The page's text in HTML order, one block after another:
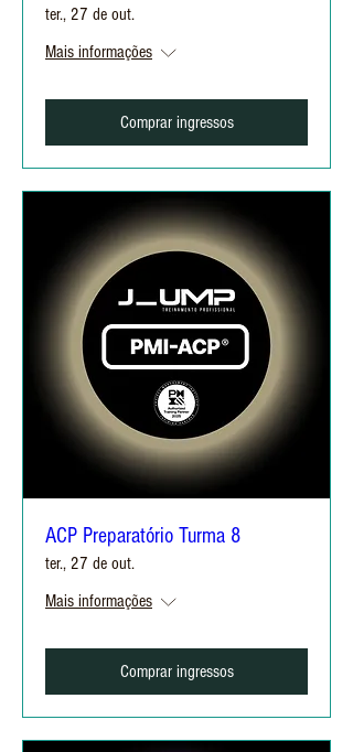
ter., 27 de out.
Mais informações
Comprar ingressos
ACP Preparatório Turma 8
ter., 27 de out.
Mais informações
Comprar ingressos